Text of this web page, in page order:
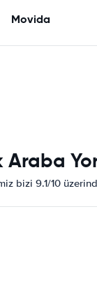
Movida
Araba
bizi 9.1/10